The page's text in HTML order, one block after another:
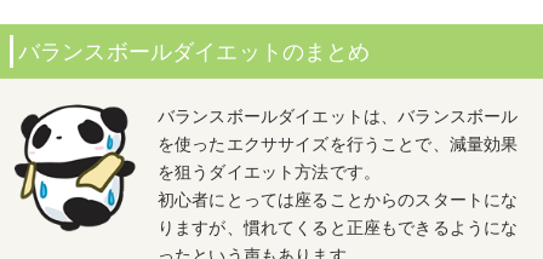
バランスボールダイエットのまとめ
バランスボールダイエットは、バランスボール
を使ったエクササイズを行うことで、減量効果
を狙うダイエット方法です。
初心者にとっては座ることからのスタートにな
りますが、慣れてくると正座もできるようにな